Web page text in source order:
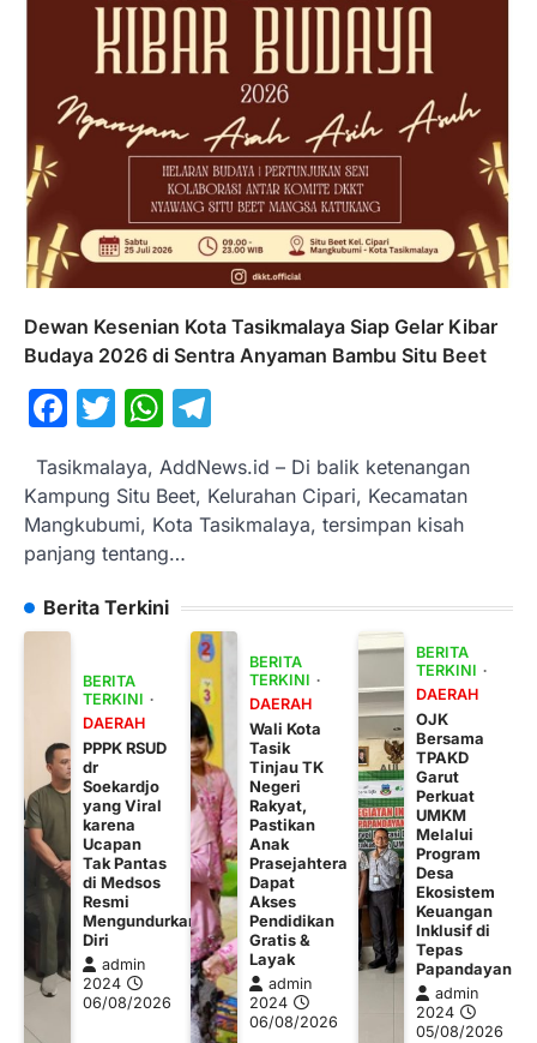
Dewan Kesenian Kota Tasikmalaya Siap Gelar Kibar
Budaya 2026 di Sentra Anyaman Bambu Situ Beet
Facebook
TwitterWhatsApp
Tasikmalaya, AddNews.id – Di balik ketenangan
Kampung Situ Beet, Kelurahan Cipari, Kecamatan
Mangkubumi, Kota Tasikmalaya, tersimpan kisah
panjang tentang…
Berita Terkini
BERITA
TERKINI
DAERAH
PPPK RSUD
dr
Soekardjo
yang Viral
karena
Ucapan
Tak Pantas
di Medsos
Resmi
Mengundurkan
Diri
admin
2024
06/08/2026
BERITA
TERKINI
DAERAH
Wali Kota
Tasik
Tinjau TK
Negeri
Rakyat,
Pastikan
Anak
Prasejahtera
Dapat
Akses
Pendidikan
Gratis &
Layak
admin
2024
06/08/2026
BERITA
TERKINI
DAERAH
OJK
Bersama
TPAKD
Garut
Perkuat
UMKM
Melalui
Program
Desa
Ekosistem
Keuangan
Inklusif di
Tepas
Papandayan
admin
2024
05/08/2026